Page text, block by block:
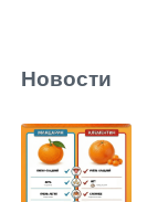
Новости